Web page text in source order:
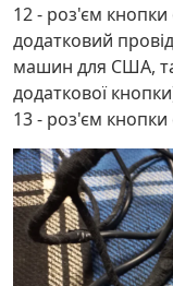
12 - роз'єм кнопки
додатковий
машин для США, та
додаткової
13 - роз'єм кнопки